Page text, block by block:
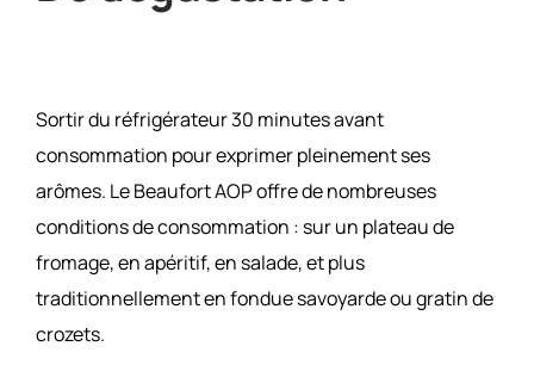
Sortir du réfrigérateur 30 minutes avant
consommation pour exprimer pleinement ses
arômes. Le Beaufort AOP offre de nombreuses
conditions de consommation : sur un plateau de
fromage, en apéritif, en salade, et plus
traditionnellement en fondue savoyarde ou gratin de
crozets.